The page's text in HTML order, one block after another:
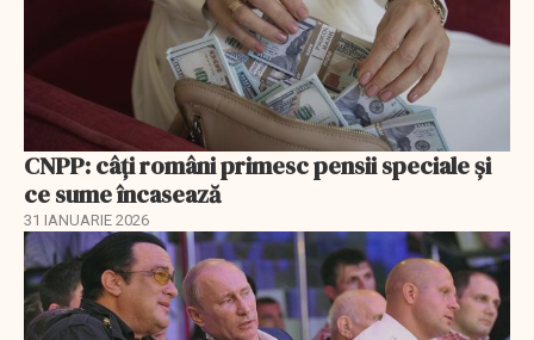
CNPP: câți români primesc pensii speciale și
ce sume încasează
31 IANUARIE 2026